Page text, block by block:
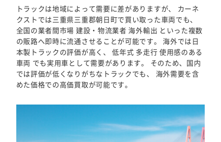
トラックは地域によって需要に差がありますが、 カーネ
クストでは三重県三重郡朝日町で買い取った車両でも、
全国の業者間市場 建設・物流業者 海外輸出 といった複数
の販路へ即時に流通させることが可能です。 海外では日
本製トラックの評価が高く、 低年式 多走行 使用感のある
車両 でも実用車として需要があります。 そのため、国内
では評価が低くなりがちなトラックでも、 海外需要を含
めた価格での高価買取が可能です。